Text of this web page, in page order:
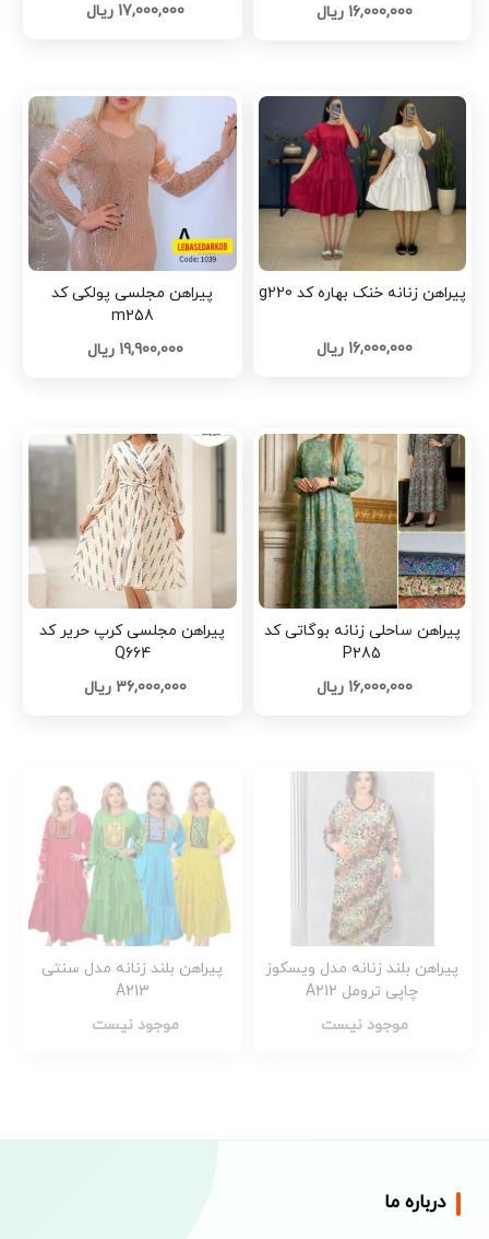
16,000,000 ریال
17,000,000 ریال
پیراهن زنانه خنک بهاره کد g220
16,000,000 ریال
پیراهن مجلسی پولکی کد
m258
19,900,000 ریال
پیراهن ساحلی زنانه بوگاتی کد
P285
16,000,000 ریال
پیراهن مجلسی کرپ حریر کد
Q664
36,000,000 ریال
پیراهن بلند زنانه مدل ویسکوز
چاپی ترومل A212
موجود نیست
پیراهن بلند زنانه مدل سنتی
A213
موجود نیست
درباره ما